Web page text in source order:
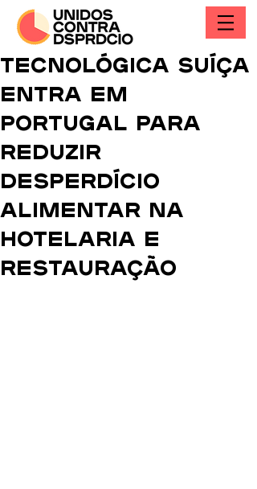
Tecnológica suíça
entra em
Portugal para
reduzir
desperdício
alimentar na
hotelaria e
restauração